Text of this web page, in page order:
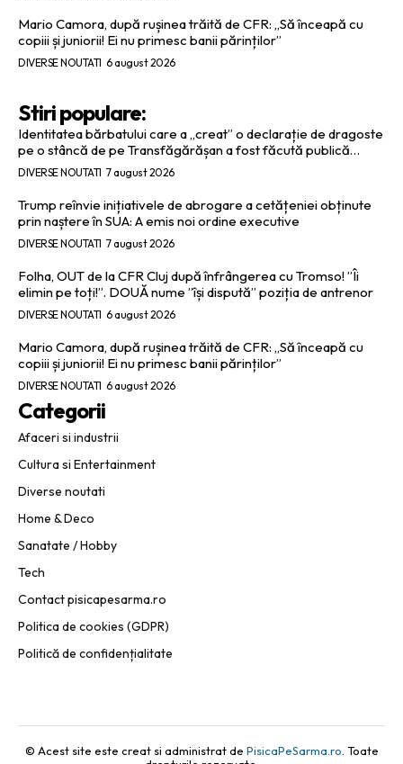
Mario Camora, după rușinea trăită de CFR: „Să înceapă cu
copiii și juniorii! Ei nu primesc banii părinților”
DIVERSE NOUTATI 6 august 2026
Stiri populare:
Identitatea bărbatului care a „creat” o declarație de dragoste
pe o stâncă de pe Transfăgărășan a fost făcută publică…
DIVERSE NOUTATI 7 august 2026
Trump reînvie inițiativele de abrogare a cetățeniei obținute
prin naștere în SUA: A emis noi ordine executive
DIVERSE NOUTATI 7 august 2026
Folha, OUT de la CFR Cluj după înfrângerea cu Tromso! ”Îi
elimin pe toți!”. DOUĂ nume ”își dispută” poziția de antrenor
DIVERSE NOUTATI 6 august 2026
Mario Camora, după rușinea trăită de CFR: „Să înceapă cu
copiii și juniorii! Ei nu primesc banii părinților”
DIVERSE NOUTATI 6 august 2026
Categorii
Afaceri si industrii
Cultura si Entertainment
Diverse noutati
Home & Deco
Sanatate / Hobby
Tech
Contact pisicapesarma.ro
Politica de cookies (GDPR)
Politică de confidențialitate
© Acest site este creat si administrat de PisicaPeSarma.ro . Toate